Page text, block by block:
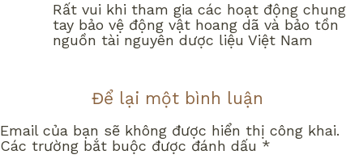
Rất vui khi tham gia các hoạt động chung
tay bảo vệ động vật hoang dã và bảo tồn
nguồn tài nguyên dược liệu Việt Nam
Để lại một bình luận
Email của bạn sẽ không được hiển thị công khai.
Các trường bắt buộc được đánh dấu *